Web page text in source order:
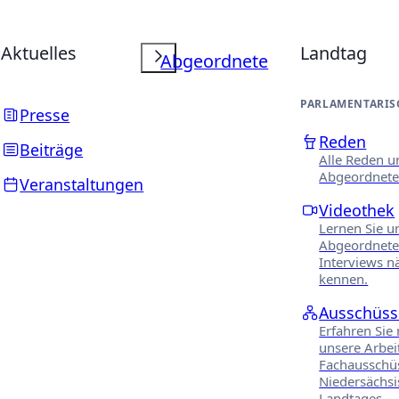
Aktuelles
Presse
Beiträge
Veranstaltungen
Abgeordnete Landtag
Reden
Alle Reden
Videothek
Lernen Sie
Interviews
kennen.
Erfahren Sie
unsere